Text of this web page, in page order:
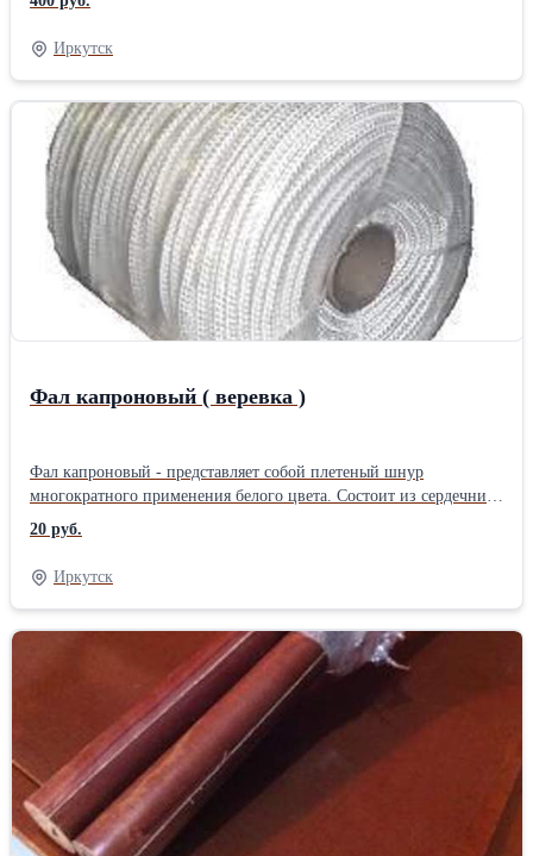
Иркутск
Фал капроновый ( веревка )
Фал капроновый - представляет собой плетеный шнур
многократного применения белого цвета. Состоит из сердечника
с оплеткой, обладает высокой прочностью, износостойкостью и
низкой растяжимостью. Используется при работе с грузами, для
хозяйственных нужд, фал диаметром 10, 12 мм можно
использовать как буксировочный трос.
20 руб.
Иркутск